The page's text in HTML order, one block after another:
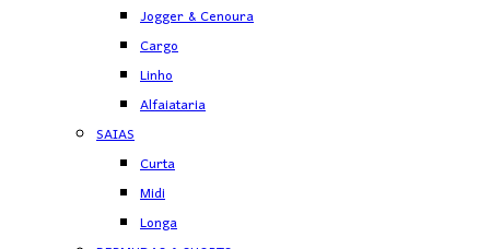
Jogger & Cenoura
Cargo
Linho
Alfaiataria
SAIAS
Curta
Midi
Longa